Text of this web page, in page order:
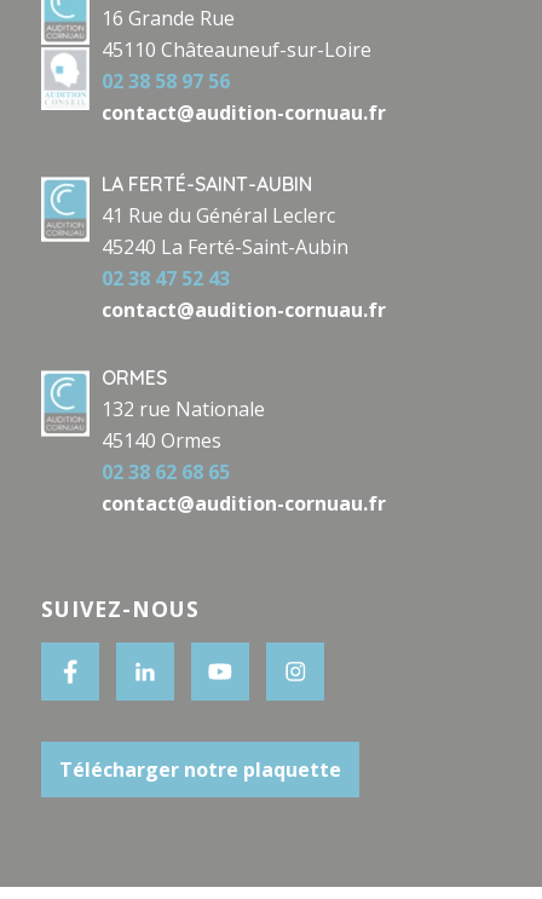
16 Grande Rue
45110 Châteauneuf-sur-Loire
02 38 58 97 56
contact@audition-cornuau.fr
LA FERTÉ-SAINT-AUBIN
41 Rue du Général Leclerc
45240 La Ferté-Saint-Aubin
02 38 47 52 43
contact@audition-cornuau.fr
ORMES
132 rue Nationale
45140 Ormes
02 38 62 68 65
contact@audition-cornuau.fr
SUIVEZ-NOUS
Télécharger notre plaquette